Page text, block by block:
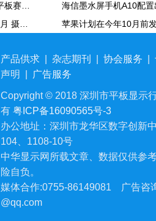
产品供求 杂志期刊 协会服务
声明
广告服务
Copyright © 2018 深圳市平板显示
有 粤ICP备16090565号-3
办公地址：深圳市龙华区数字创新
104、1108-10号
中华显示网所载文章、数据仅供参
险自负。
媒体合作:0755-86149081
广告咨
@qq.com